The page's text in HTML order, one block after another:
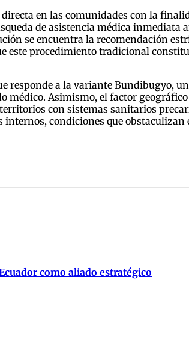
en las comunidades con la
de asistencia médica inmediata
se encuentra la recomendación
este procedimiento tradicional
responde a la variante Bundibugyo,
médico. Asimismo, el factor
con sistemas sanitarios
condiciones que
como aliado estratégico